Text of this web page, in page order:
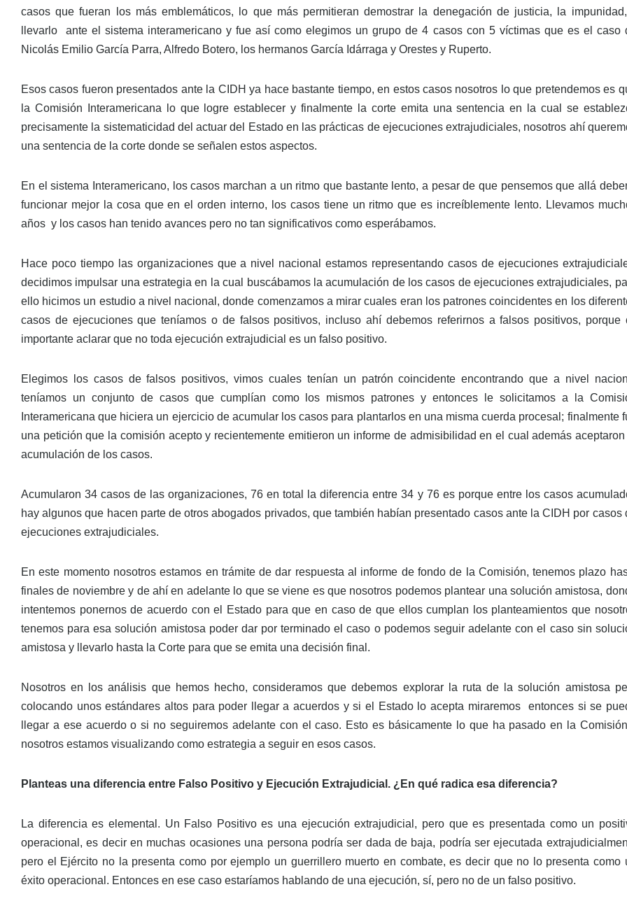
casos que fueran los más emblemáticos, lo que más permitieran demostrar la denegación de justicia, la
llevarlo ante el sistema interamericano y fue así como elegimos un grupo de 4 casos con 5 víctimas que es el caso
Nicolás Emilio García Parra, Alfredo Botero, los hermanos García Idárraga y Orestes y Ruperto.
Esos casos fueron presentados ante la CIDH ya hace bastante tiempo, en estos casos nosotros lo que pretendemos es
la Comisión Interamericana lo que logre establecer y finalmente la corte emita una sentencia en la cual se
precisamente la sistematicidad del actuar del Estado en las prácticas de ejecuciones extrajudiciales, nosotros ahí
una sentencia de la corte donde se señalen estos aspectos.
En el sistema Interamericano, los casos marchan a un ritmo que bastante lento, a pesar de que pensemos que allá
funcionar mejor la cosa que en el orden interno, los casos tiene un ritmo que es increíblemente lento. Llevamos
años y los casos han tenido avances pero no tan significativos como esperábamos.
Hace poco tiempo las organizaciones que a nivel nacional estamos representando casos de ejecuciones
decidimos impulsar una estrategia en la cual buscábamos la acumulación de los casos de ejecuciones extrajudiciales,
ello hicimos un estudio a nivel nacional, donde comenzamos a mirar cuales eran los patrones coincidentes en los
casos de ejecuciones que teníamos o de falsos positivos, incluso ahí debemos referirnos a falsos positivos, porque
importante aclarar que no toda ejecución extrajudicial es un falso positivo.
Elegimos los casos de falsos positivos, vimos cuales tenían un patrón coincidente encontrando que a nivel
teníamos un conjunto de casos que cumplían como los mismos patrones y entonces le solicitamos a la
Interamericana que hiciera un ejercicio de acumular los casos para plantarlos en una misma cuerda procesal; finalmente
una petición que la comisión acepto y recientemente emitieron un informe de admisibilidad en el cual además aceptaron
acumulación de los casos.
Acumularon 34 casos de las organizaciones, 76 en total la diferencia entre 34 y 76 es porque entre los casos
hay algunos que hacen parte de otros abogados privados, que también habían presentado casos ante la CIDH por casos
ejecuciones extrajudiciales.
En este momento nosotros estamos en trámite de dar respuesta al informe de fondo de la Comisión, tenemos plazo
finales de noviembre y de ahí en adelante lo que se viene es que nosotros podemos plantear una solución amistosa,
intentemos ponernos de acuerdo con el Estado para que en caso de que ellos cumplan los planteamientos que
tenemos para esa solución amistosa poder dar por terminado el caso o podemos seguir adelante con el caso sin
amistosa y llevarlo hasta la Corte para que se emita una decisión final.
Nosotros en los análisis que hemos hecho, consideramos que debemos explorar la ruta de la solución amistosa
colocando unos estándares altos para poder llegar a acuerdos y si el Estado lo acepta miraremos entonces si se
llegar a ese acuerdo o si no seguiremos adelante con el caso. Esto es básicamente lo que ha pasado en la
nosotros estamos visualizando como estrategia a seguir en esos casos.
Planteas una diferencia entre Falso Positivo y Ejecución Extrajudicial. ¿En qué radica esa diferencia?
La diferencia es elemental. Un Falso Positivo es una ejecución extrajudicial, pero que es presentada como un
operacional, es decir en muchas ocasiones una persona podría ser dada de baja, podría ser ejecutada
pero el Ejército no la presenta como por ejemplo un guerrillero muerto en combate, es decir que no lo presenta como
éxito operacional. Entonces en ese caso estaríamos hablando de una ejecución, sí, pero no de un falso positivo.